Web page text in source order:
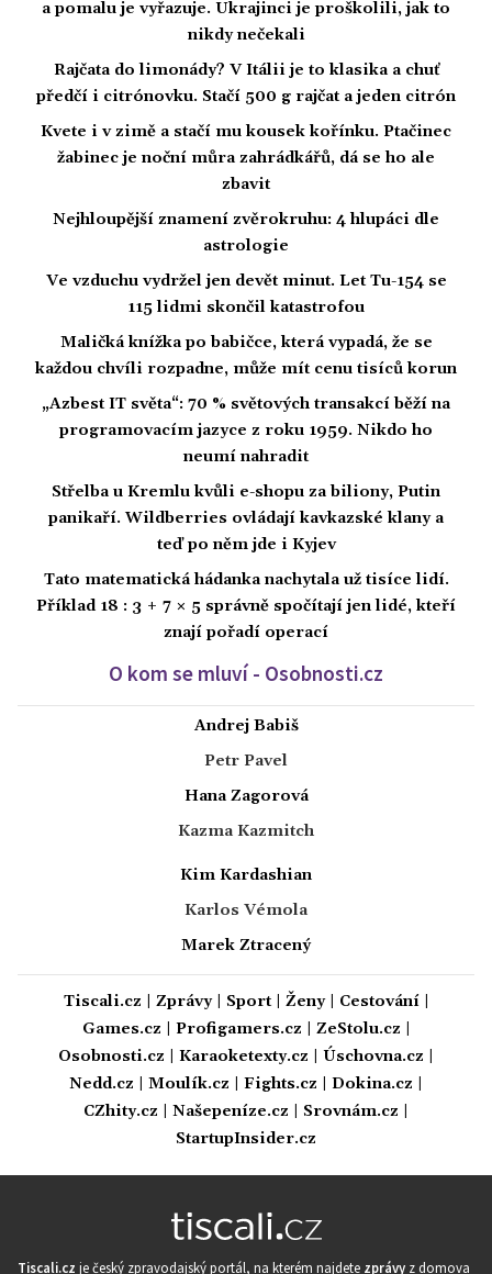
a pomalu je vyřazuje. Ukrajinci je proškolili, jak to
nikdy nečekali
Rajčata do limonády? V Itálii je to klasika a chuť
předčí i citrónovku. Stačí 500 g rajčat a jeden citrón
Kvete i v zimě a stačí mu kousek kořínku. Ptačinec
žabinec je noční můra zahrádkářů, dá se ho ale
zbavit
Nejhloupější znamení zvěrokruhu: 4 hlupáci dle
astrologie
Ve vzduchu vydržel jen devět minut. Let Tu-154 se
115 lidmi skončil katastrofou
Maličká knížka po babičce, která vypadá, že se
každou chvíli rozpadne, může mít cenu tisíců korun
„Azbest IT světa“: 70 % světových transakcí běží na
programovacím jazyce z roku 1959. Nikdo ho
neumí nahradit
Střelba u Kremlu kvůli e-shopu za biliony, Putin
panikaří. Wildberries ovládají kavkazské klany a
teď po něm jde i Kyjev
Tato matematická hádanka nachytala už tisíce lidí.
Příklad 18 : 3 + 7 × 5 správně spočítají jen lidé, kteří
znají pořadí operací
O kom se mluví - Osobnosti.cz
Andrej Babiš
Petr Pavel
Hana Zagorová
Kazma Kazmitch
Kim Kardashian
Karlos Vémola
Marek Ztracený
Tiscali.cz Zprávy| Sport| Ženy| Cestování|
Games.cz
Profigamers.cz ZeStolu.cz
Osobnosti.cz
Karaoketexty.cz Úschovna.cz
Nedd.cz
Moulík.cz Fights.cz Dokina.cz
CZhity.cz
Našepeníze.cz Srovnám.cz
StartupInsider.cz
Tiscali.cz je český zpravodajský portál, na kterém najdete zprávy z domova